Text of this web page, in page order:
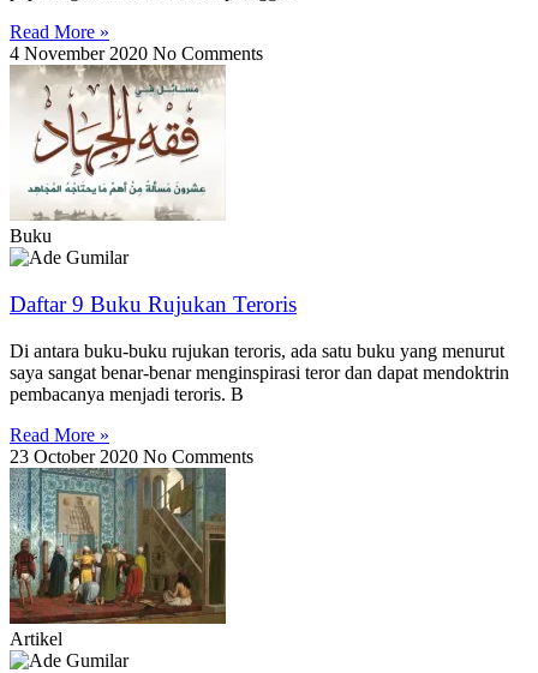
Read More »
4 November 2020 No Comments
Buku
Daftar 9 Buku Rujukan Teroris
Di antara buku-buku rujukan teroris, ada satu buku yang menurut
saya sangat benar-benar menginspirasi teror dan dapat mendoktrin
pembacanya menjadi teroris. B
Read More »
23 October 2020 No Comments
Artikel